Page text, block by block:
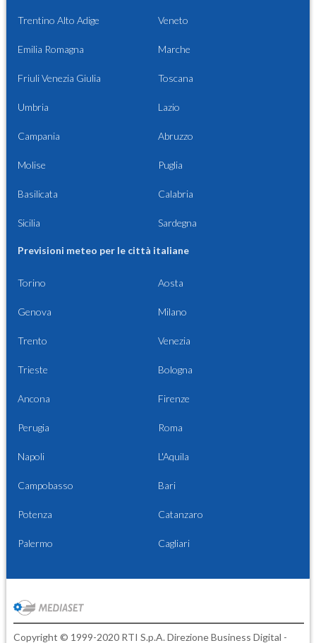
Trentino Alto Adige Veneto
Emilia Romagna Marche
Friuli Venezia Giulia Toscana
Umbria Lazio
Campania Abruzzo
Molise Puglia
Basilicata Calabria
Sicilia Sardegna
Previsioni meteo per le città italiane
Torino Aosta
Genova Milano
Trento Venezia
Trieste Bologna
Ancona Firenze
Perugia Roma
Napoli L'Aquila
Campobasso Bari
Potenza Catanzaro
Palermo Cagliari
Copyright © 1999-2020 RTI S.p.A. Direzione Business Digital -